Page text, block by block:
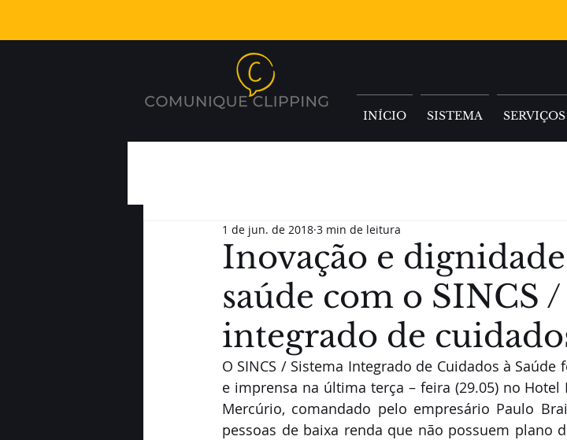
INÍCIO SISTEMA SERVIÇOS
Inovação e
saúde com o SINCS
integrado de
1 de jun. de 2018 3 min de leitura
O SINCS / Sistema Integrado de Cuidados à
e imprensa na última terça – feira (29.05) no
Mercúrio, comandado pelo empresário Paulo
pessoas de baixa renda que não possuem plano